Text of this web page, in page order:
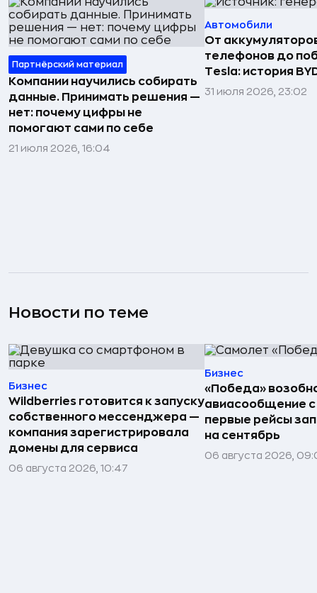
Партнёрский материал
Компании научились собирать
данные. Принимать решения —
нет: почему цифры не
помогают сами по себе
21 июля 2026, 16:04
Автомобили
От
телефонов до
Tesla: история
31 июля 2026, 23:02
Новости по теме
Бизнес
Wildberries готовится к запуску
собственного мессенджера —
компания зарегистрировала
домены для сервиса
06 августа 2026, 10:47
Бизнес
«Победа»
авиасообщение
первые рейсы
на сентябрь
06 августа 2026,